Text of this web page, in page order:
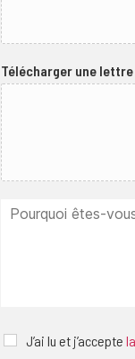
Télécharger une
J’ai lu et j’accepte